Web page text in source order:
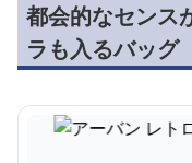
都会的なセンス
ラも入るバッグ